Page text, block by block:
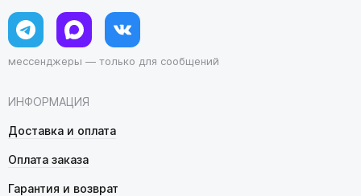
ИНФОРМАЦИЯ
Доставка и оплата
Оплата заказа
Гарантия и возврат
мессенджеры — только для сообщений